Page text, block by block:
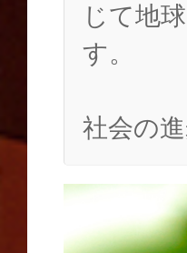
じて地
す。